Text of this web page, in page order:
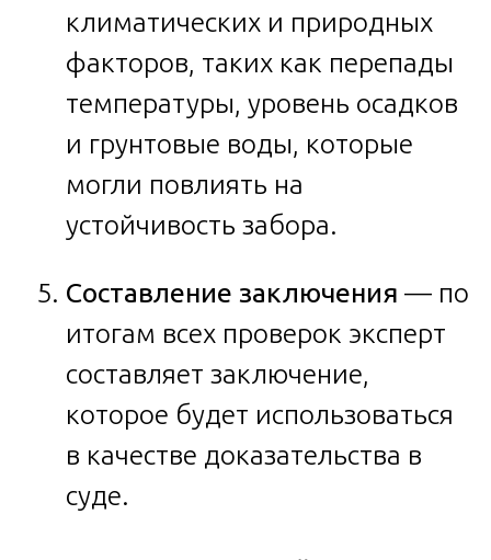
климатических и природных
факторов, таких как перепады
температуры, уровень осадков
и грунтовые воды, которые
могли повлиять на
устойчивость забора.
Составление заключения — по
итогам всех проверок эксперт
составляет заключение,
которое будет использоваться
в качестве доказательства в
суде.